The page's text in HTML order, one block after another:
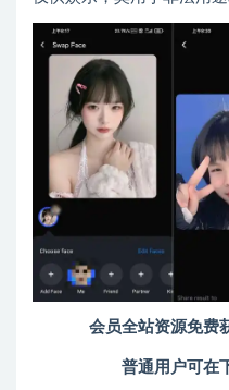
会员全站资源免费
普通用户可在